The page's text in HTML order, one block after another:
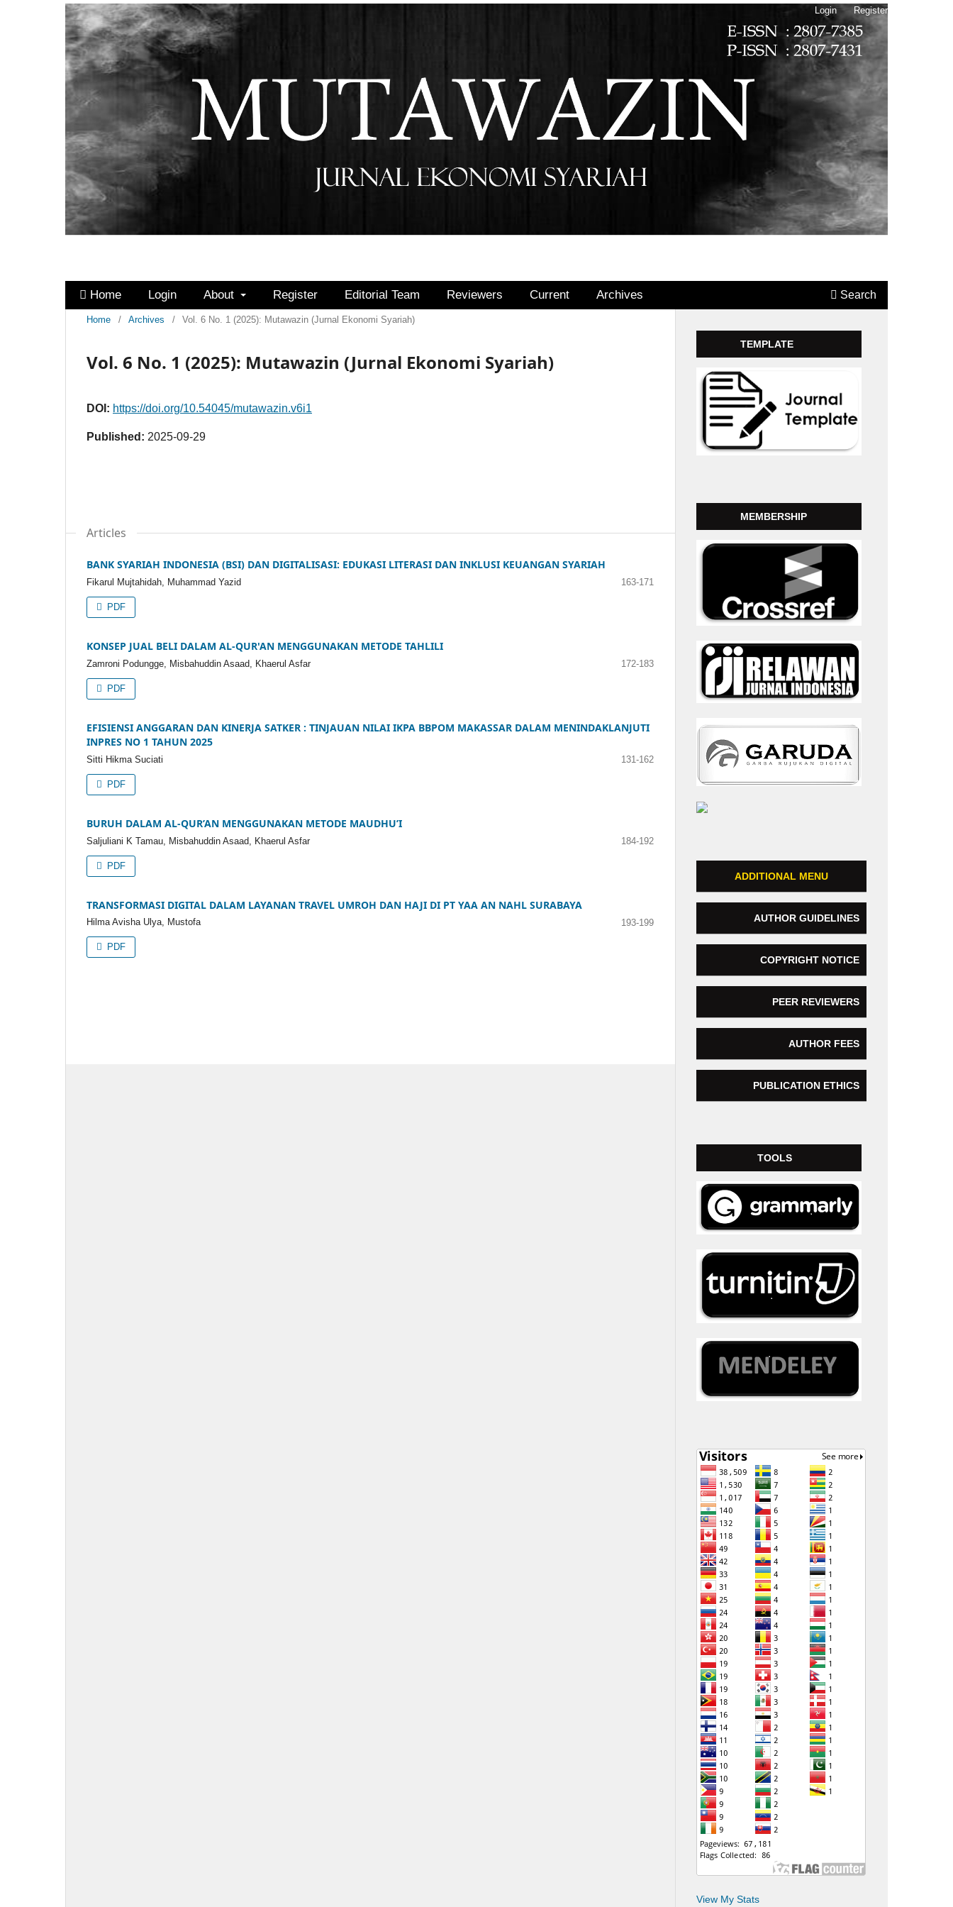
Home Login About Register Editorial Team Reviewers Current Archives Search
Login Register
Home / Archives / Vol. 6 No. 1 (2025): Mutawazin (Jurnal Ekonomi Syariah)
Vol. 6 No. 1 (2025): Mutawazin (Jurnal Ekonomi Syariah)
DOI: https://doi.org/10.54045/mutawazin.v6i1
Published: 2025-09-29
Articles
BANK SYARIAH INDONESIA (BSI) DAN DIGITALISASI: EDUKASI LITERASI DAN INKLUSI KEUANGAN SYARIAH
Fikarul Mujtahidah, Muhammad Yazid 163-171
PDF
KONSEP JUAL BELI DALAM AL-QUR'AN MENGGUNAKAN METODE TAHLILI
Zamroni Podungge, Misbahuddin Asaad, Khaerul Asfar 172-183
PDF
EFISIENSI ANGGARAN DAN KINERJA SATKER : TINJAUAN NILAI IKPA BBPOM MAKASSAR DALAM MENINDAKLANJUTI
INPRES NO 1 TAHUN 2025
Sitti Hikma Suciati 131-162
PDF
BURUH DALAM AL-QUR’AN MENGGUNAKAN METODE MAUDHU’I
Saljuliani K Tamau, Misbahuddin Asaad, Khaerul Asfar 184-192
PDF
TRANSFORMASI DIGITAL DALAM LAYANAN TRAVEL UMROH DAN HAJI DI PT YAA AN NAHL SURABAYA
Hilma Avisha Ulya, Mustofa 193-199
PDF
TEMPLATE
MEMBERSHIP
ADDITIONAL MENU
AUTHOR GUIDELINES
COPYRIGHT NOTICE
PEER REVIEWERS
AUTHOR FEES
PUBLICATION ETHICS
TOOLS
View My Stats